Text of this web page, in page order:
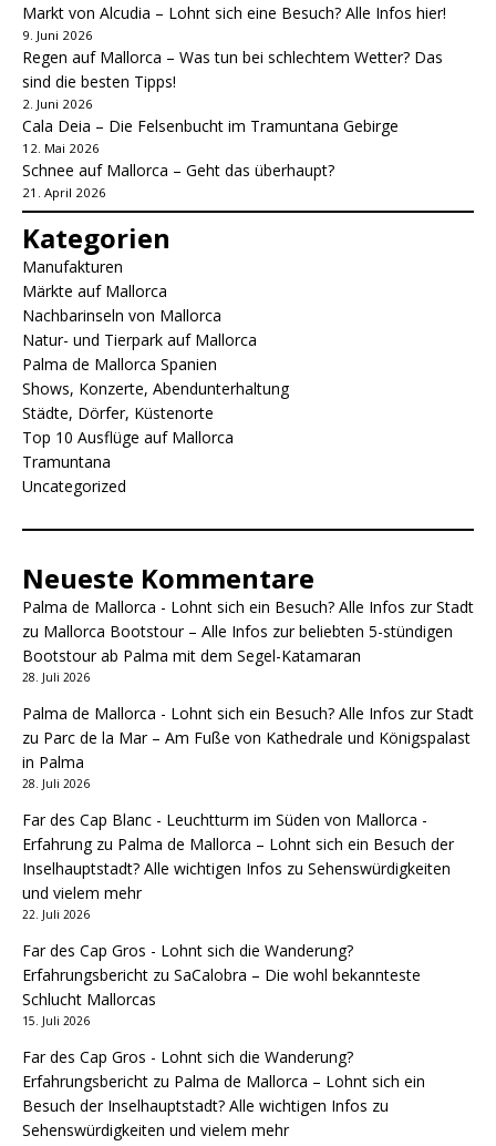
Markt von Alcudia – Lohnt sich eine Besuch? Alle Infos hier!
9. Juni 2026
Regen auf Mallorca – Was tun bei schlechtem Wetter? Das
sind die besten Tipps!
2. Juni 2026
Cala Deia – Die Felsenbucht im Tramuntana Gebirge
12. Mai 2026
Schnee auf Mallorca – Geht das überhaupt?
21. April 2026
Kategorien
Manufakturen
Märkte auf Mallorca
Nachbarinseln von Mallorca
Natur- und Tierpark auf Mallorca
Palma de Mallorca Spanien
Shows, Konzerte, Abendunterhaltung
Städte, Dörfer, Küstenorte
Top 10 Ausflüge auf Mallorca
Tramuntana
Uncategorized
Neueste Kommentare
Palma de Mallorca - Lohnt sich ein Besuch? Alle Infos zur Stadt
zu Mallorca Bootstour – Alle Infos zur beliebten 5-stündigen
Bootstour ab Palma mit dem Segel-Katamaran
28. Juli 2026
Palma de Mallorca - Lohnt sich ein Besuch? Alle Infos zur Stadt
zu Parc de la Mar – Am Fuße von Kathedrale und Königspalast
in Palma
28. Juli 2026
Far des Cap Blanc - Leuchtturm im Süden von Mallorca -
Erfahrungzu Palma de Mallorca – Lohnt sich ein Besuch der
Inselhauptstadt? Alle wichtigen Infos zu Sehenswürdigkeiten
und vielem mehr
22. Juli 2026
Far des Cap Gros - Lohnt sich die Wanderung?
Erfahrungsbericht zu SaCalobra – Die wohl bekannteste
Schlucht Mallorcas
15. Juli 2026
Far des Cap Gros - Lohnt sich die Wanderung?
Erfahrungsbericht zu Palma de Mallorca – Lohnt sich ein
Besuch der Inselhauptstadt? Alle wichtigen Infos zu
Sehenswürdigkeiten und vielem mehr